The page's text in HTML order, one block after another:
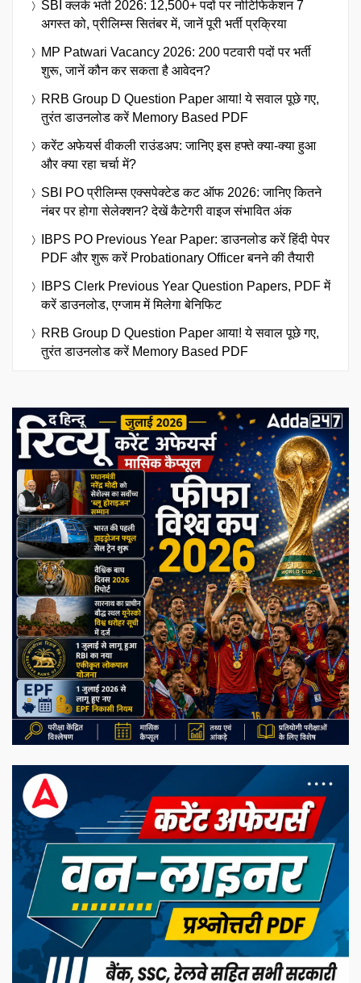
SBI क्लर्क भर्ती 2026: 12,500+ पदों पर नोटिफिकेशन 7
अगस्त को, प्रीलिम्स सितंबर में, जानें पूरी भर्ती प्रक्रिया
MP Patwari Vacancy 2026: 200 पटवारी पदों पर भर्ती
शुरू, जानें कौन कर सकता है आवेदन?
RRB Group D Question Paper आया! ये सवाल पूछे गए,
तुरंत डाउनलोड करें Memory Based PDF
करेंट अफेयर्स वीकली राउंडअप: जानिए इस हफ्ते क्या-क्या हुआ
और क्या रहा चर्चा में?
SBI PO प्रीलिम्स एक्सपेक्टेड कट ऑफ 2026: जानिए कितने
नंबर पर होगा सेलेक्शन? देखें कैटेगरी वाइज संभावित अंक
IBPS PO Previous Year Paper: डाउनलोड करें हिंदी पेपर
PDF और शुरू करें Probationary Officer बनने की तैयारी
IBPS Clerk Previous Year Question Papers, PDF में
करें डाउनलोड, एग्जाम में मिलेगा बेनिफिट
RRB Group D Question Paper आया! ये सवाल पूछे गए,
तुरंत डाउनलोड करें Memory Based PDF